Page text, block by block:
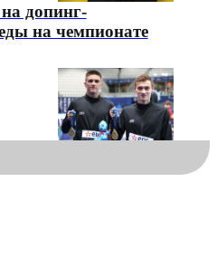
допинг-
на чемпионате